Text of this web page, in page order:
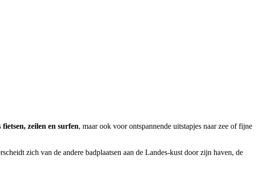
fietsen, zeilen en surfen, maar ook voor ontspannende uitstapjes naar zee of fijne
zich van de andere badplaatsen aan de Landes-kust door zijn haven, de